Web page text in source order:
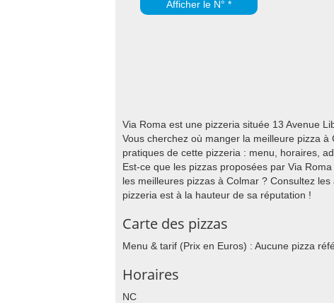
Afficher le N° *
Via Roma est une pizzeria située 13 Avenue
Vous cherchez où manger la meilleure pizza
pratiques de cette pizzeria : menu, horaires,
Est-ce que les pizzas proposées par Via
les meilleures pizzas à Colmar ? Consultez
pizzeria est à la hauteur de sa réputation !
Carte des pizzas
Menu & tarif (Prix en Euros) : Aucune pizza
Horaires
NC